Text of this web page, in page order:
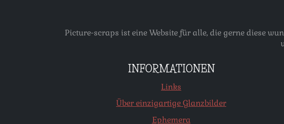
Picture-scraps ist eine Website für alle, die gerne diese
INFORMATIONEN
Links
Über einzigartige Glanzbilder
Ephemera